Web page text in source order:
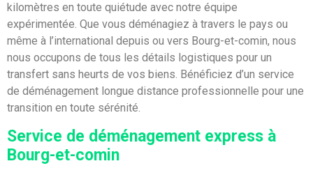
kilomètres en toute quiétude avec notre équipe
expérimentée. Que vous déménagiez à travers le pays ou
même à l’international depuis ou vers Bourg-et-comin, nous
nous occupons de tous les détails logistiques pour un
transfert sans heurts de vos biens. Bénéficiez d’un service
de déménagement longue distance professionnelle pour une
transition en toute sérénité.
Service de déménagement express à
Bourg-et-comin